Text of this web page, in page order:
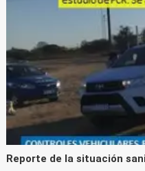
Reporte de la situación